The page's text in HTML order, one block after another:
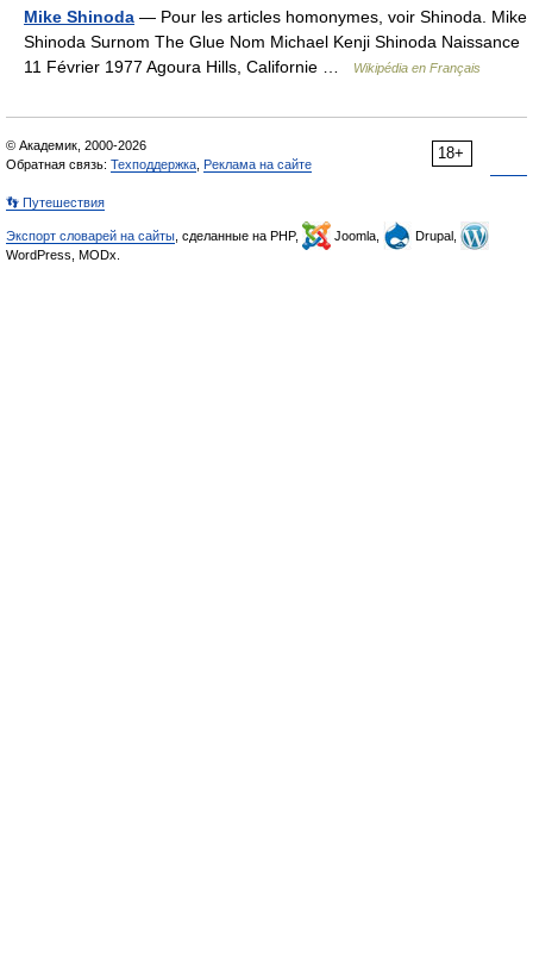
Mike Shinoda — Pour les articles homonymes, voir Shinoda. Mike
Shinoda Surnom The Glue Nom Michael Kenji Shinoda Naissance
11 Février 1977 Agoura Hills, Californie …
Wikipédia en Français
18+
© Академик, 2000-2026
Обратная связь: Техподдержка Реклама на сайте
👣 Путешествия
Экспорт словарей на сайты , сделанные на PHP, Joomla,
Drupal,
WordPress, MODx.